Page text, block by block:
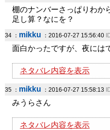
棚のナンバーさっぱりわか
足し算？なにを？
34 ： mikku ：2016-07-27 15:56:40
面白かったですが、夜には
ネタバレ内容を表示
35 ： mikku ：2016-07-27 15:58:13
みうらさん
ネタバレ内容を表示